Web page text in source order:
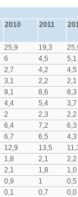
2010 2011
25,9 19,3
6 4,5
5,1
2,7 4,2
4,5
3,1 2,2
2,1
9,1 8,6
8,3
4,4 5,4
3,7
2 2,3
2,2
6,4 7,2
6,3
6,7 6,5
4,3
12,9 13,5
1,8 2,1
2,2
2,1 1,8
1,0
0,9 1
0,5
0,1 0,7
0,0